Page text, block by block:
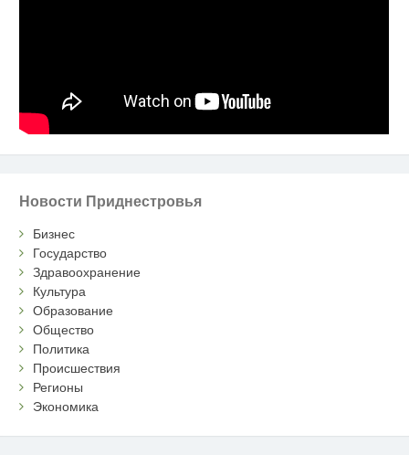
Новости Приднестровья
Бизнес
Государство
Здравоохранение
Культура
Образование
Общество
Политика
Происшествия
Регионы
Экономика